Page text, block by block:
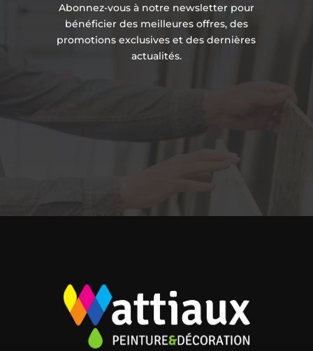
Abonnez-vous à notre newsletter pour
bénéficier des meilleures offres, des
promotions exclusives et des dernières
actualités.